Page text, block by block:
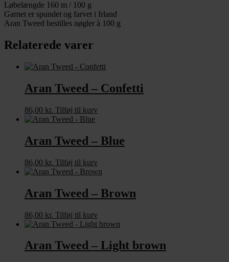
Løbelængde 160 m / 100 g
Garnet er spundet og farvet i Irland
Aran Tweed bestilles nøgler à 100 g
Relaterede varer
Aran Tweed – Confetti
86,00 kr. Tilføj til kurv
Aran Tweed – Blue
86,00 kr. Tilføj til kurv
Aran Tweed – Brown
86,00 kr. Tilføj til kurv
Aran Tweed – Light brown